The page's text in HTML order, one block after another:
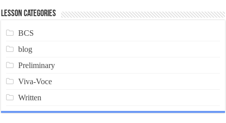
Lesson Categories
BCS
blog
Preliminary
Viva-Voce
Written